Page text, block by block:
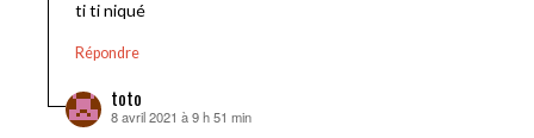
ti ti niqué
Répondre
toto
dit :
8 avril 2021 à 9 h 51 min